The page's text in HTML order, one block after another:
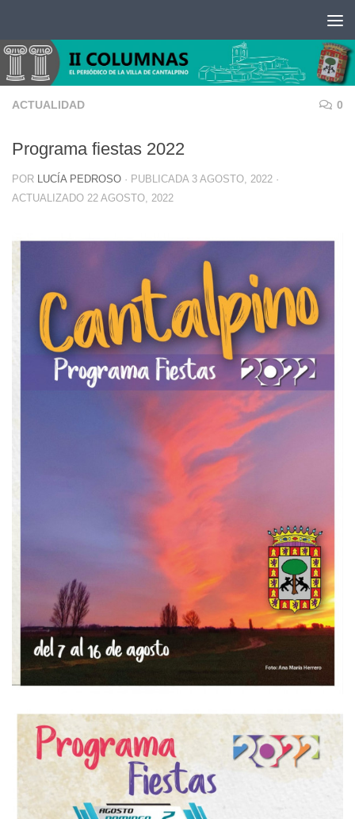
ACTUALIDAD 0
Programa fiestas 2022
POR LUCÍA PEDROSO · PUBLICADA 3 AGOSTO, 2022 ·
ACTUALIZADO 22 AGOSTO, 2022